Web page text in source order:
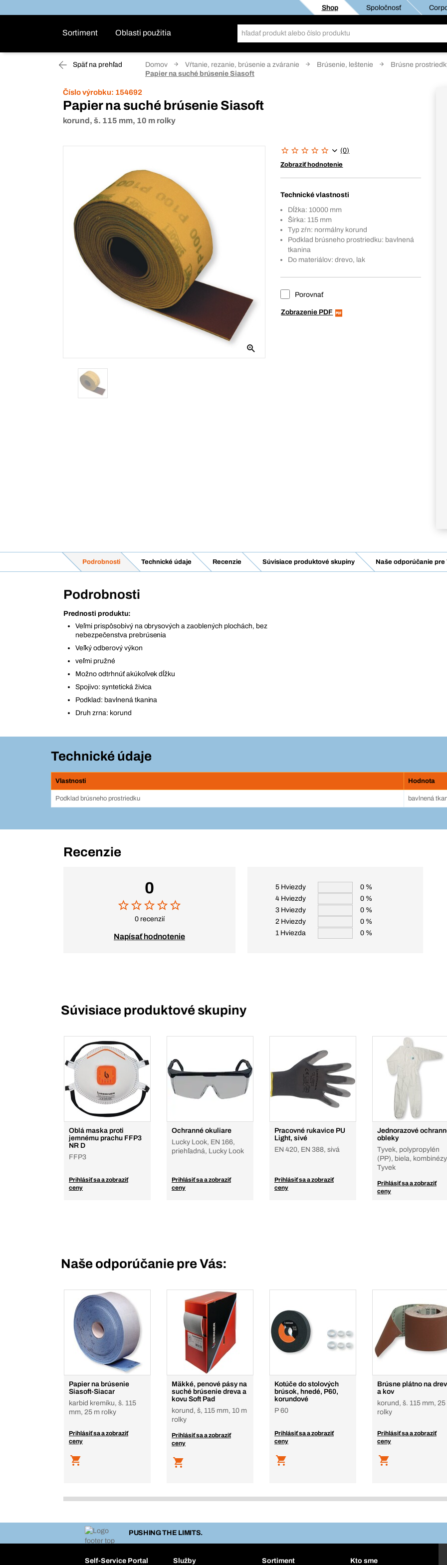
Shop Spoločnosť
Sortiment Oblasti použitia
Späť na prehľad Domov Vŕtanie, rezanie, brúsenie a zváranie Brúsenie, leštenie
Brúsne
Papier na suché brúsenie Siasoft
Číslo výrobku: 154692
Papier na suché brúsenie Siasoft
korund, š. 115 mm, 10 m rolky
(0)
Zobraziť hodnotenie
Technické vlastnosti
Dĺžka: 10000 mm
Šírka: 115 mm
Typ zŕn: normálny korund
Podklad brúsneho prostriedku: bavlnená
tkanina
Do materiálov: drevo, lak
Porovnať
Zobrazenie PDF
Podrobnosti Technické údaje Recenzie Súvisiace produktové skupiny Naše odporúčanie pre
Podrobnosti
Prednosti produktu:
Veľmi prispôsobivý na obrysových a zaoblených plochách, bez
nebezpečenstva prebrúsenia
Veľký odberový výkon
veľmi pružné
Možno odtrhnúť akúkoľvek dĺžku
Spojivo: syntetická živica
Podklad: bavlnená tkanina
Druh zrna: korund
Technické údaje
Vlastnosti Hodnota
Podklad brúsneho prostriedku bavlnená
Recenzie
0
0 recenzií
Napísať hodnotenie
5 Hviezdy
0 %
4 Hviezdy
0 %
3 Hviezdy
0 %
2 Hviezdy
0 %
1 Hviezda
0 %
Súvisiace produktové skupiny
Oblá maska proti
jemnému prachu FFP3
NR D
FFP3
Prihlásiť sa a zobraziť
ceny
Ochranné okuliare
Lucky Look, EN 166,
priehľadná, Lucky Look
Prihlásiť sa a zobraziť
ceny
Pracovné rukavice PU
Light, sivé
EN 420, EN 388, sivá
Prihlásiť sa a zobraziť
ceny
Jednorazové
obleky
Tyvek, polypropylén
(PP), biela, kombinézy
Tyvek
Prihlásiť sa a zobraziť
ceny
Naše odporúčanie pre Vás:
Papier na brúsenie
Siasoft-Siacar
karbid kremíku, š. 115
mm, 25 m rolky
Prihlásiť sa a zobraziť
ceny
Mäkké, penové pásy na
suché brúsenie dreva a
kovu Soft Pad
korund, š, 115 mm, 10 m
rolky
Prihlásiť sa a zobraziť
ceny
Kotúče do stolových
brúsok, hnedé, P60,
korundové
P 60
Prihlásiť sa a zobraziť
ceny
Brúsne plátno na
a kov
korund, š. 115 mm, 25
rolky
Prihlásiť sa a zobraziť
ceny
PUSHING THE LIMITS.
Self-Service Portal Služby Sortiment Kto sme